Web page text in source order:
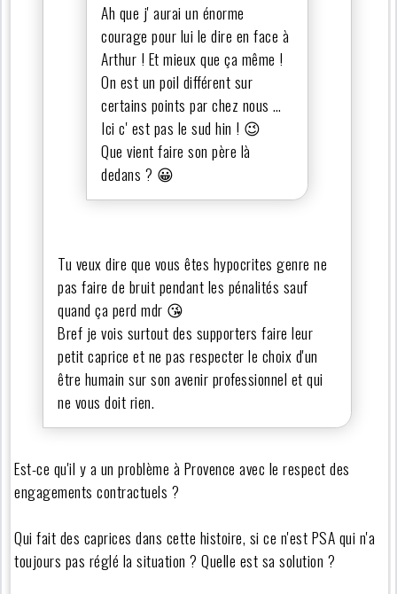
Ah que j' aurai un énorme
courage pour lui le dire en face à
Arthur ! Et mieux que ça même !
On est un poil différent sur
certains points par chez nous …
Ici c' est pas le sud hin ! 😉
Que vient faire son père là
dedans ? 😀
Tu veux dire que vous êtes hypocrites genre ne
pas faire de bruit pendant les pénalités sauf
quand ça perd mdr 😘
Bref je vois surtout des supporters faire leur
petit caprice et ne pas respecter le choix d'un
être humain sur son avenir professionnel et qui
ne vous doit rien.
Est-ce qu'il y a un problème à Provence avec le respect des
engagements contractuels ?
Qui fait des caprices dans cette histoire, si ce n'est PSA qui n'a
toujours pas réglé la situation ? Quelle est sa solution ?